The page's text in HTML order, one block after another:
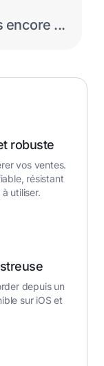
encore ...
robuste
vos ventes.
résistant
utiliser.
depuis un
sur iOS et